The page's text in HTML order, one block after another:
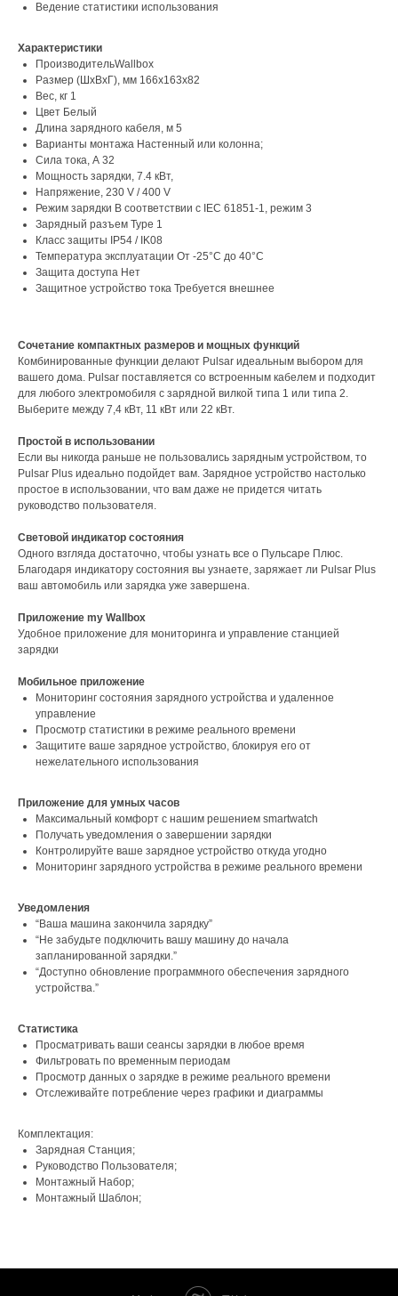
Ведение статистики использования
Характеристики
ПроизводительWallbox
Размер (ШхВхГ), мм 166x163x82
Вес, кг 1
Цвет Белый
Длина зарядного кабеля, м 5
Варианты монтажа Настенный или колонна;
Сила тока, А 32
Мощность зарядки, 7.4 кВт,
Напряжение, 230 V / 400 V
Режим зарядки В соответствии с IEC 61851-1, режим 3
Зарядный разъем Type 1
Класс защиты IP54 / IK08
Температура эксплуатации От -25°C до 40°C
Защита доступа Нет
Защитное устройство тока Требуется внешнее
Сочетание компактных размеров и мощных функций
Комбинированные функции делают Pulsar идеальным выбором для
вашего дома. Pulsar поставляется со встроенным кабелем и подходит
для любого электромобиля с зарядной вилкой типа 1 или типа 2.
Выберите между 7,4 кВт, 11 кВт или 22 кВт.
Простой в использовании
Если вы никогда раньше не пользовались зарядным устройством, то
Pulsar Plus идеально подойдет вам. Зарядное устройство настолько
простое в использовании, что вам даже не придется читать
руководство пользователя.
Световой индикатор состояния
Одного взгляда достаточно, чтобы узнать все о Пульсаре Плюс.
Благодаря индикатору состояния вы узнаете, заряжает ли Pulsar Plus
ваш автомобиль или зарядка уже завершена.
Приложение my Wallbox
Удобное приложение для мониторинга и управление станцией
зарядки
Мобильное приложение
Мониторинг состояния зарядного устройства и удаленное
управление
Просмотр статистики в режиме реального времени
Защитите ваше зарядное устройство, блокируя его от
нежелательного использования
Приложение для умных часов
Максимальный комфорт с нашим решением smartwatch
Получать уведомления о завершении зарядки
Контролируйте ваше зарядное устройство откуда угодно
Мониторинг зарядного устройства в режиме реального времени
Уведомления
“Ваша машина закончила зарядку”
“Не забудьте подключить вашу машину до начала
запланированной зарядки.”
“Доступно обновление программного обеспечения зарядного
устройства.”
Статистика
Просматривать ваши сеансы зарядки в любое время
Фильтровать по временным периодам
Просмотр данных о зарядке в режиме реального времени
Отслеживайте потребление через графики и диаграммы
Комплектация:
Зарядная Станция;
Руководство Пользователя;
Монтажный Набор;
Монтажный Шаблон;